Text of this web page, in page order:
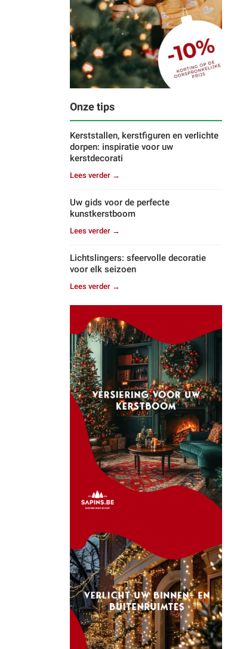
Onze tips
Kerststallen, kerstfiguren en verlichte
dorpen: inspiratie voor uw
kerstdecorati
Lees verder →
Uw gids voor de perfecte
kunstkerstboom
Lees verder →
Lichtslingers: sfeervolle decoratie
voor elk seizoen
Lees verder →